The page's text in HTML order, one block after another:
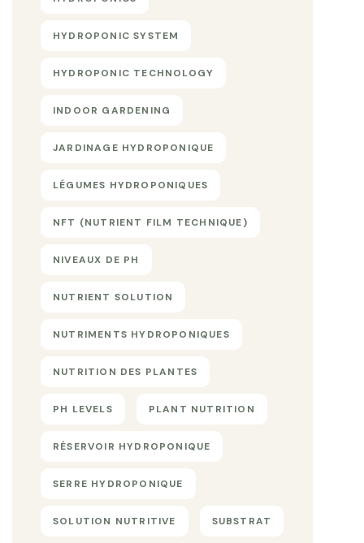
HYDROPONIC SYSTEM
HYDROPONIC TECHNOLOGY
INDOOR GARDENING
JARDINAGE HYDROPONIQUE
LÉGUMES HYDROPONIQUES
NFT (NUTRIENT FILM TECHNIQUE)
NIVEAUX DE PH
NUTRIENT SOLUTION
NUTRIMENTS HYDROPONIQUES
NUTRITION DES PLANTES
PH LEVELS PLANT NUTRITION
RÉSERVOIR HYDROPONIQUE
SERRE HYDROPONIQUE
SOLUTION NUTRITIVE SUBSTRAT